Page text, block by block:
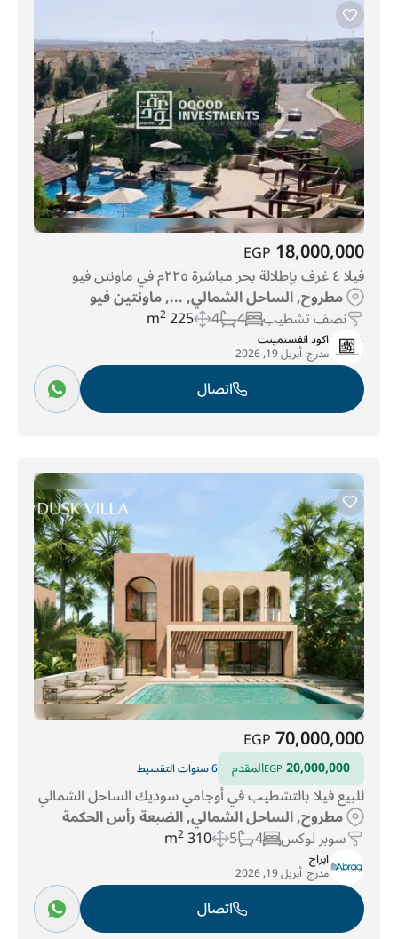
18,000,000
EGP
فيلا ٤ غرف بإطلالة بحر مباشرة ٢٢٥م في ماونتن فيو
مطروح, الساحل الشمالي, ..., ماونتين فيو
نصف تشطيب 4
4
225 m
2
اكود انفستمينت
مدرج:أبريل 19, 2026
اتصال
70,000,000
EGP
20,000,000
EGPالمقدم 6 سنوات التقسيط
للبيع فيلا بالتشطيب في أوجامي سوديك الساحل الشمالي
مطروح, الساحل الشمالي, الضبعة رأس الحكمة
سوبر لوكس 4
5
310 m
2
ابراج
مدرج:أبريل 19, 2026
اتصال